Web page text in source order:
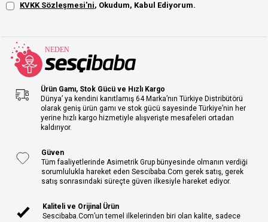
KVKK Sözleşmesi'ni, Okudum, Kabul Ediyorum.
Ürün Gamı, Stok Gücü ve Hızlı Kargo
Dünya’ ya kendini kanıtlamış 64 Marka’nın Türkiye Distribütörü
olarak geniş ürün gamı ve stok gücü sayesinde Türkiye’nin her
yerine hızlı kargo hizmetiyle alışverişte mesafeleri ortadan
kaldırıyor.
Güven
Tüm faaliyetlerinde Asimetrik Grup bünyesinde olmanın verdiği
sorumlulukla hareket eden Sescibaba.Com gerek satış, gerek
satış sonrasındaki süreçte güven ilkesiyle hareket ediyor.
Kaliteli ve Orijinal Ürün
Sescibaba.Com’un temel ilkelerinden biri olan kalite, sadece